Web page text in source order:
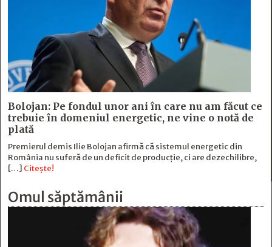
Bolojan: Pe fondul unor ani în care nu am făcut ce
trebuie în domeniul energetic, ne vine o notă de
plată
Premierul demis Ilie Bolojan afirmă că sistemul energetic din
România nu suferă de un deficit de producţie, ci are dezechilibre,
[…] Citește!
Omul săptămânii